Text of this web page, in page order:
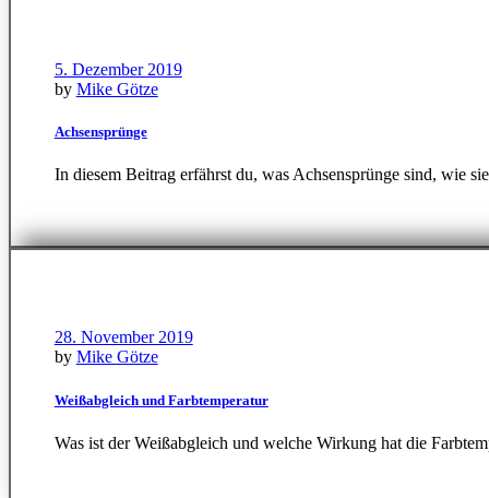
5. Dezember 2019
by Mike Götze
Achsensprünge
In diesem Beitrag erfährst du, was Achsensprünge sind, wie
28. November 2019
by Mike Götze
Weißabgleich und Farbtemperatur
Was ist der Weißabgleich und welche Wirkung hat die